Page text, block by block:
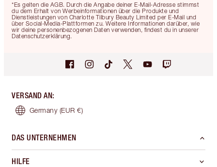
*Es gelten die AGB. Durch die Angabe deiner E-Mail-Adresse stimmst
du dem Erhalt von Werbeinformationen über die Produkte und
Dienstleistungen von Charlotte Tilbury Beauty Limited per E-Mail und
über Social-Media-Plattformen zu. Weitere Informationen darüber, wie
wir deine personenbezogenen Daten verwenden, findest du in unserer
Datenschutzerklärung.
VERSAND AN:
Germany (EUR €)
DAS UNTERNEHMEN
HILFE